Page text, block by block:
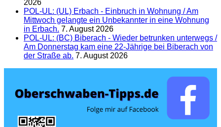
2026
POL-UL: (UL) Erbach - Einbruch in Wohnung / Am
Mittwoch gelangte ein Unbekannter in eine Wohnung
in Erbach. 7. August 2026
POL-UL: (BC) Biberach - Wieder betrunken unterwegs /
Am Donnerstag kam eine 22-Jährige bei Biberach von
der Straße ab. 7. August 2026